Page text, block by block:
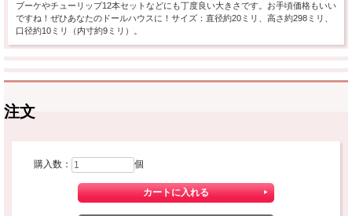
ブーケやチューリップ12本セットなどにも丁度良い大きさです。お手頃価格もいい
ですね！ぜひあなたのドールハウスに！サイズ：直径約20ミリ、高さ約298ミリ、
口径約10ミリ（内寸約9ミリ）。
注文
購入数： 個